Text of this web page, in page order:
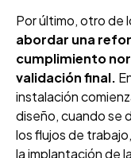
Por último, otro de
abordar una
cumplimiento
validación final.
instalación
diseño, cuando se
los flujos de
la implantación de